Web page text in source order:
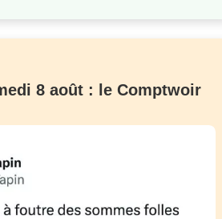
8 août : le Comptwoir